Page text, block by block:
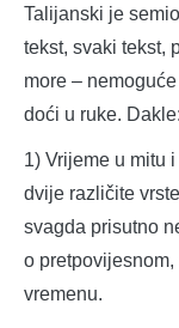
Talijanski je
tekst, svaki tekst,
more –
doći u ruke. Dakle:
1) Vrijeme u mitu
dvije različite
svagda prisutno
o
vremenu.